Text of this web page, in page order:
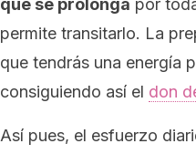
que se prolonga por
permite transitarlo. La
que tendrás una energía
consiguiendo así el don
Así pues, el esfuerzo